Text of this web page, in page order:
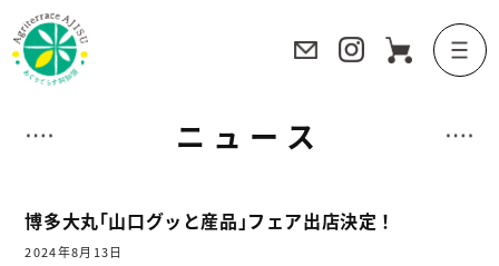
ニュース
博多大丸｢山口グッと産品｣フェア出店決定！
2024年8月13日